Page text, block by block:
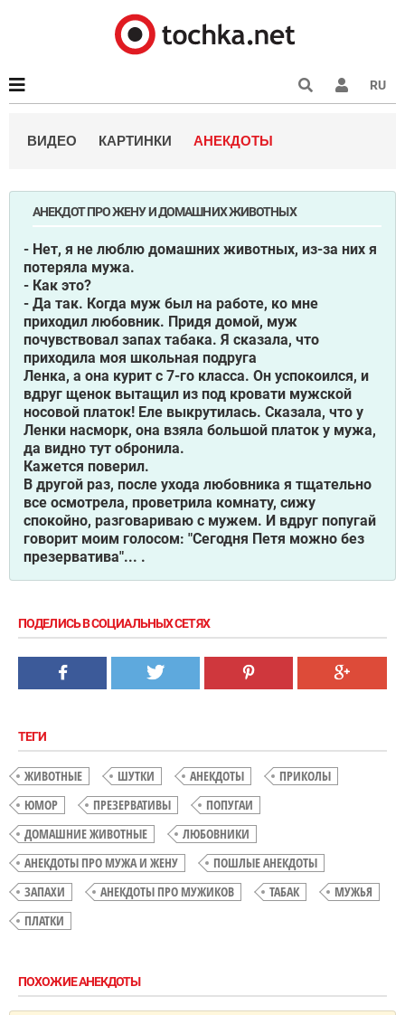
RU
ВИДЕО КАРТИНКИ АНЕКДОТЫ
АНЕКДОТ ПРО ЖЕНУ И ДОМАШНИХ ЖИВОТНЫХ
- Нет, я не люблю домашних животных, из-за них я
потеряла мужа.
- Как это?
- Да так. Когда муж был на работе, ко мне
приходил любовник. Придя домой, муж
почувствовал запах табака. Я сказала, что
приходила моя школьная подруга
Ленка, а она курит с 7-го класса. Он успокоился, и
вдруг щенок вытащил из под кровати мужской
носовой платок! Еле выкрутилась. Сказала, что у
Ленки насморк, она взяла большой платок у мужа,
да видно тут обронила.
Кажется поверил.
В другой раз, после ухода любовника я тщательно
все осмотрела, проветрила комнату, сижу
спокойно, разговариваю с мужем. И вдруг попугай
говорит моим голосом: "Сегодня Петя можно без
презерватива"... .
ПОДЕЛИСЬ В СОЦИАЛЬНЫХ СЕТЯХ
ТЕГИ
ЖИВОТНЫЕ ШУТКИ АНЕКДОТЫ
ПРИКОЛЫ
ЮМОР
ПРЕЗЕРВАТИВЫ
ПОПУГАИ
ДОМАШНИЕ ЖИВОТНЫЕ
ЛЮБОВНИКИ
АНЕКДОТЫ ПРО МУЖА И ЖЕНУ
ПОШЛЫЕ АНЕКДОТЫ
ЗАПАХИ
АНЕКДОТЫ ПРО МУЖИКОВ ТАБАК
МУЖЬЯ
ПЛАТКИ
ПОХОЖИЕ АНЕКДОТЫ